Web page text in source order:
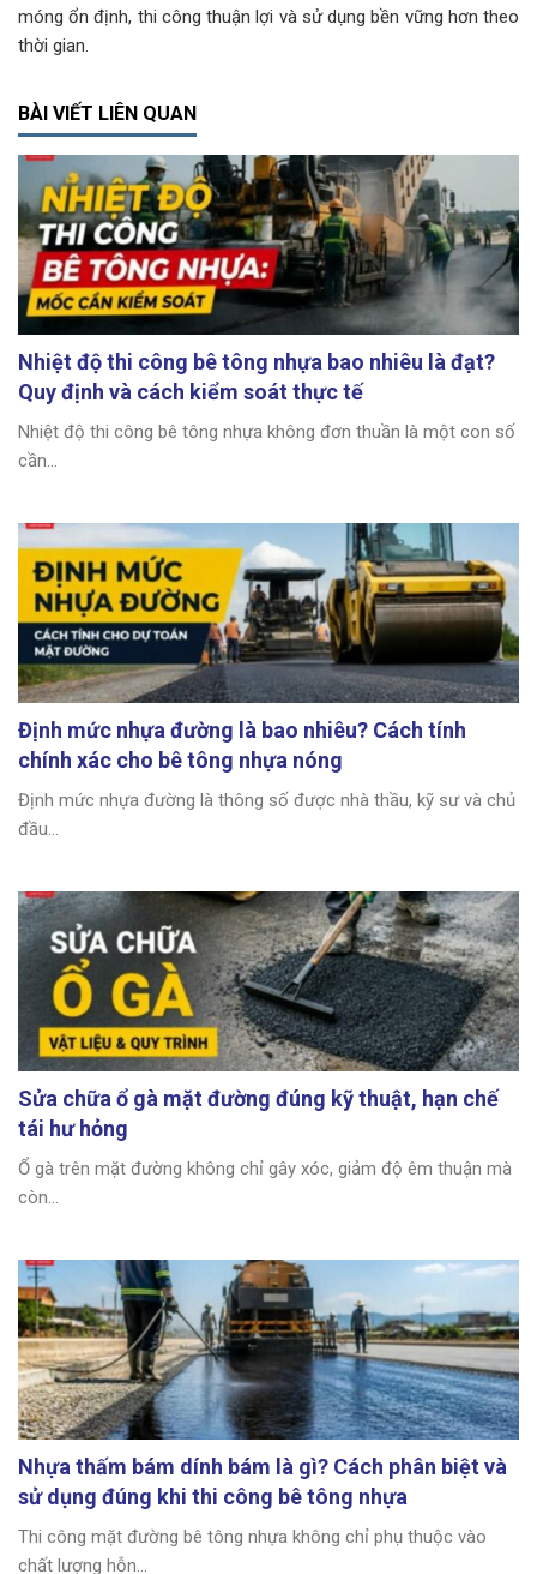
móng ổn định, thi công thuận lợi và sử dụng bền vững hơn theo
thời gian.
BÀI VIẾT LIÊN QUAN
Nhiệt độ thi công bê tông nhựa bao nhiêu là đạt?
Quy định và cách kiểm soát thực tế
Nhiệt độ thi công bê tông nhựa không đơn thuần là một con số
cần...
Định mức nhựa đường là bao nhiêu? Cách tính
chính xác cho bê tông nhựa nóng
Định mức nhựa đường là thông số được nhà thầu, kỹ sư và chủ
đầu...
Sửa chữa ổ gà mặt đường đúng kỹ thuật, hạn chế
tái hư hỏng
Ổ gà trên mặt đường không chỉ gây xóc, giảm độ êm thuận mà
còn...
Nhựa thấm bám dính bám là gì? Cách phân biệt và
sử dụng đúng khi thi công bê tông nhựa
Thi công mặt đường bê tông nhựa không chỉ phụ thuộc vào
chất lượng hỗn...